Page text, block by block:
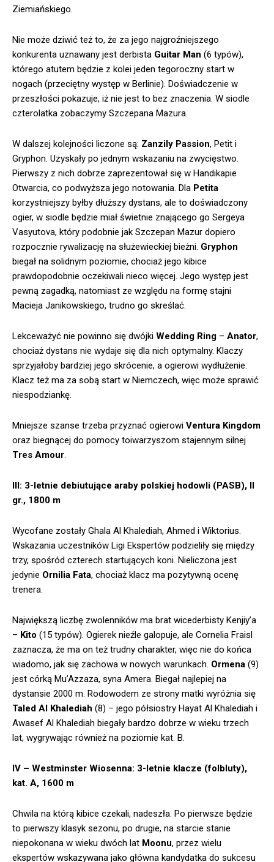
Ziemiańskiego.
Nie może dziwić też to, że za jego najgroźniejszego
konkurenta uznawany jest derbista Guitar Man (6 typów),
którego atutem będzie z kolei jeden tegoroczny start w
nogach (przeciętny występ w Berlinie). Doświadczenie w
przeszłości pokazuje, iż nie jest to bez znaczenia. W siodle
czterolatka zobaczymy Szczepana Mazura.
W dalszej kolejności liczone są: Zanzily Passion, Petit i
Gryphon. Uzyskały po jednym wskazaniu na zwycięstwo.
Pierwszy z nich dobrze zaprezentował się w Handikapie
Otwarcia, co podwyższa jego notowania. Dla Petita
korzystniejszy byłby dłuższy dystans, ale to doświadczony
ogier, w siodle będzie miał świetnie znającego go Sergeya
Vasyutova, który podobnie jak Szczepan Mazur dopiero
rozpocznie rywalizację na służewieckiej bieżni. Gryphon
biegał na solidnym poziomie, chociaż jego kibice
prawdopodobnie oczekiwali nieco więcej. Jego występ jest
pewną zagadką, natomiast ze względu na formę stajni
Macieja Janikowskiego, trudno go skreślać.
Lekceważyć nie powinno się dwójki Wedding Ring – Anator,
chociaż dystans nie wydaje się dla nich optymalny. Klaczy
sprzyjałoby bardziej jego skrócenie, a ogierowi wydłużenie.
Klacz też ma za sobą start w Niemczech, więc może sprawić
niespodziankę.
Mniejsze szanse trzeba przyznać ogierowi Ventura Kingdom
oraz biegnącej do pomocy toiwarzyszom stajennym silnej
Tres Amour
III: 3-letnie debiutujące araby polskiej hodowli (PASB), II
gr., 1800 m
Wycofane zostały Ghala Al Khalediah, Ahmed i Wiktorius.
Wskazania uczestników Ligi Ekspertów podzieliły się między
trzy, spośród czterech startujących koni. Nieliczona jest
jedynie Ornilia Fata, chociaż klacz ma pozytywną ocenę
trenera.
Największą liczbę zwolenników ma brat wicederbisty Kenjiy’a
– Kito (15 typów). Ogierek nieźle galopuje, ale Cornelia Fraisl
zaznacza, że ma on też trudny charakter, więc nie do końca
wiadomo, jak się zachowa w nowych warunkach. Ormena (9)
jest córką Mu’Azzaza, syna Amera. Biegał najlepiej na
dystansie 2000 m. Rodowodem ze strony matki wyróżnia się
Taled Al Khalediah (8) – jego półsiostry Hayat Al Khalediah i
Awasef Al Khalediah biegały bardzo dobrze w wieku trzech
lat, wygrywając również na poziomie kat. B.
IV – Westminster Wiosenna: 3-letnie klacze (folbluty),
kat. A, 1600 m
Chwila na którą kibice czekali, nadeszła. Po pierwsze będzie
to pierwszy klasyk sezonu, po drugie, na starcie stanie
niepokonana w wieku dwóch lat Moonu, przez wielu
ekspertów wskazywana jako główna kandydatka do sukcesu